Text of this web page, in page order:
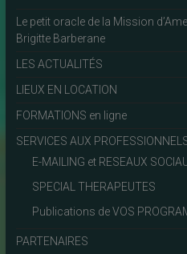
Le petit oracle de la Mission
Brigitte Barberane
LES ACTUALITÉS
LIEUX EN LOCATION
FORMATIONS en ligne
SERVICES AUX
E-MAILING et RESEAUX
SPECIAL THERAPEUTES
Publications de VOS
PARTENAIRES